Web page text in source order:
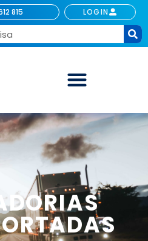
815 LOGIN